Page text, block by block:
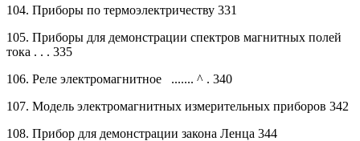
104. Приборы по термоэлектричеству 331
105. Приборы для демонстрации спектров магнитных полей
тока . . . 335
106. Реле электромагнитное
....... ^ . 340
107. Модель электромагнитных измерительных приборов 342
108. Прибор для демонстрации закона Ленца 344